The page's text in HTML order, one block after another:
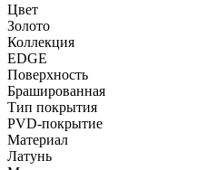
Цвет
Золото
Коллекция
EDGE
Поверхность
Брашированная
Тип покрытия
PVD-покрытие
Материал
Латунь